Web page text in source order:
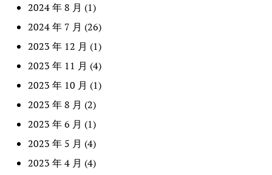
2024 年 8 月 (1)
2024 年 7 月 (26)
2023 年 12 月 (1)
2023 年 11 月 (4)
2023 年 10 月 (1)
2023 年 8 月 (2)
2023 年 6 月 (1)
2023 年 5 月 (4)
2023 年 4 月 (4)